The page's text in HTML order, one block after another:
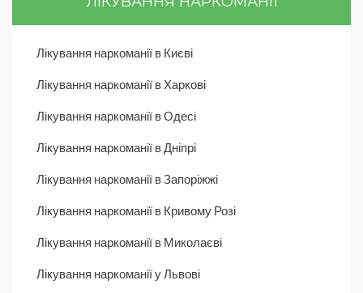
Лікування наркоманії в Києві
Лікування наркоманії в Харкові
Лікування наркоманії в Одесі
Лікування наркоманії в Дніпрі
Лікування наркоманії в Запоріжжі
Лікування наркоманії в Кривому Розі
Лікування наркоманії в Миколаєві
Лікування наркоманії у Львові